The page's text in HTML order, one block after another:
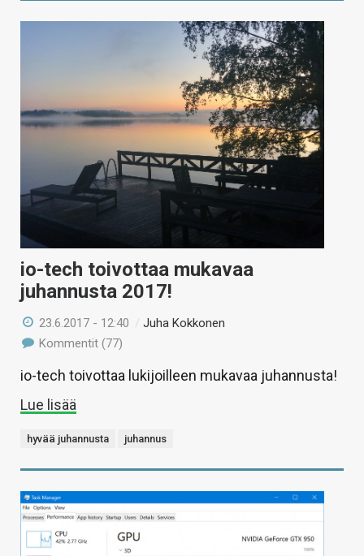
io-tech toivottaa mukavaa
juhannusta 2017!
23.6.2017 - 12:40 /Juha Kokkonen
Kommentit (77)
io-tech toivottaa lukijoilleen mukavaa juhannusta!
Lue lisää
hyvää juhannusta juhannus